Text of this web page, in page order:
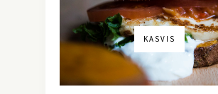
KASVIS